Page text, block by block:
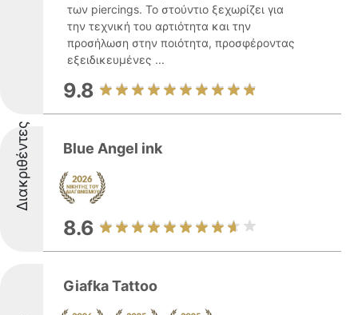
των piercings. Το στούντιο ξεχωρίζει για
την τεχνική του αρτιότητα και την
προσήλωση στην ποιότητα, προσφέροντας
εξειδικευμένες ...
9.8
Διακριθέντες Blue Angel ink
8.6
Giafka Tattoo